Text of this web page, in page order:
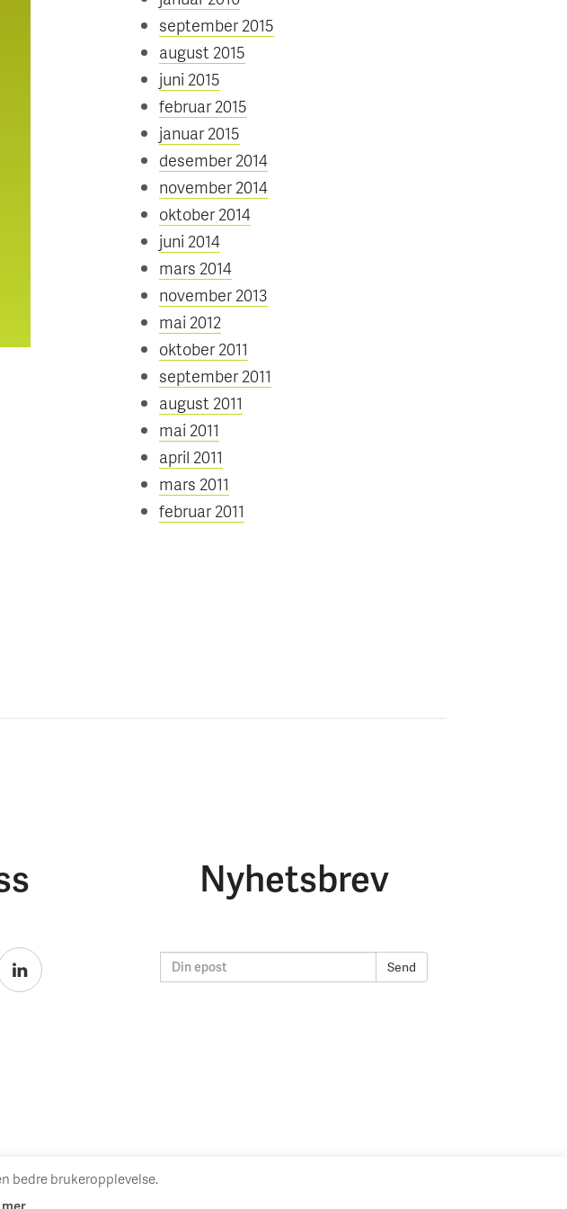
september 2015
august 2015
juni 2015
februar 2015
januar 2015
desember 2014
november 2014
oktober 2014
juni 2014
mars 2014
november 2013
mai 2012
oktober 2011
september 2011
august 2011
mai 2011
april 2011
mars 2011
februar 2011
Nyhetsbrev
bedre brukeropplevelse.